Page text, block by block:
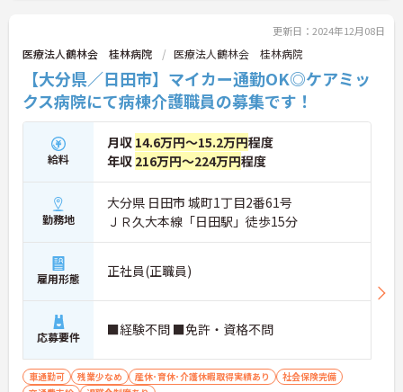
更新日：2024年12月08日
医療法人鶴林会 桂林病院 医療法人鶴林会 桂林病院
【大分県／日田市】マイカー通勤OK◎ケアミッ
クス病院にて病棟介護職員の募集です！
給料
月収 14.6万円～15.2万円程度
年収 216万円～224万円程度
勤務地
大分県 日田市 城町1丁目2番61号
ＪＲ久大本線「日田駅」徒歩15分
雇用形態 正社員(正職員)
応募要件 ■経験不問 ■免許・資格不問
車通勤可 残業少なめ 産休･育休･介護休暇取得実績あり
社会保険完備